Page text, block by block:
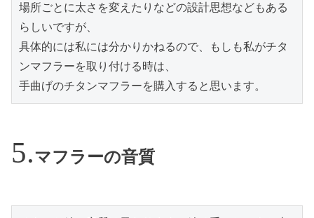
場所ごとに太さを変えたりなどの設計思想などもある
らしいですが、
具体的には私には分かりかねるので、もしも私がチタ
ンマフラーを取り付ける時は、
手曲げのチタンマフラーを購入すると思います。
マフラーの音質